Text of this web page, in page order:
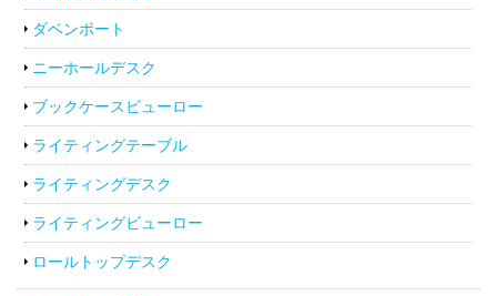
ダベンポート
ニーホールデスク
ブックケースビューロー
ライティングテーブル
ライティングデスク
ライティングビューロー
ロールトップデスク